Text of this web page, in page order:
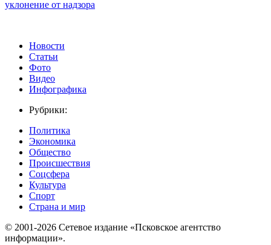
уклонение от надзора
Новости
Статьи
Фото
Видео
Инфографика
Рубрики:
Политика
Экономика
Общество
Происшествия
Соцсфера
Культура
Спорт
Страна и мир
© 2001-2026 Сетевое издание «Псковское агентство
информации».